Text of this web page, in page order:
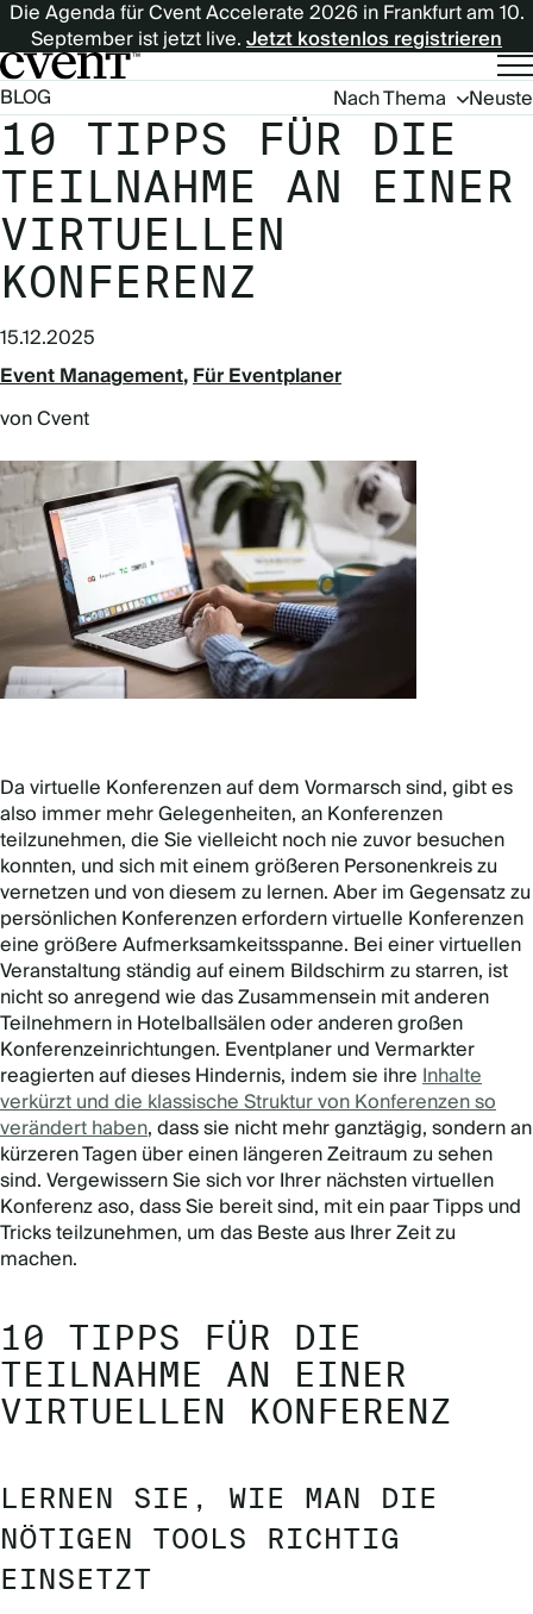
Die Agenda für Cvent Accelerate 2026 in Frankfurt am 10.
September ist jetzt live.Jetzt kostenlos registrieren
BLOG
Blog
Navigation
(German)
Nach Thema Neuste
10 TIPPS FÜR DIE
TEILNAHME AN EINER
VIRTUELLEN
KONFERENZ
15.12.2025
Event Management Für Eventplaner
von Cvent
Da virtuelle Konferenzen auf dem Vormarsch sind, gibt es
also immer mehr Gelegenheiten, an Konferenzen
teilzunehmen, die Sie vielleicht noch nie zuvor besuchen
konnten, und sich mit einem größeren Personenkreis zu
vernetzen und von diesem zu lernen. Aber im Gegensatz zu
persönlichen Konferenzen erfordern virtuelle Konferenzen
eine größere Aufmerksamkeitsspanne. Bei einer virtuellen
Veranstaltung ständig auf einem Bildschirm zu starren, ist
nicht so anregend wie das Zusammensein mit anderen
Teilnehmern in Hotelballsälen oder anderen großen
Konferenzeinrichtungen. Eventplaner und Vermarkter
reagierten auf dieses Hindernis, indem sie ihreInhalte
verkürzt und die klassische Struktur von Konferenzen so
verändert haben, dass sie nicht mehr ganztägig, sondern an
kürzeren Tagen über einen längeren Zeitraum zu sehen
sind. Vergewissern Sie sich vor Ihrer nächsten virtuellen
Konferenz aso, dass Sie bereit sind, mit ein paar Tipps und
Tricks teilzunehmen, um das Beste aus Ihrer Zeit zu
machen.
10 TIPPS FÜR DIE
TEILNAHME AN EINER
VIRTUELLEN KONFERENZ
LERNEN SIE, WIE MAN DIE
NÖTIGEN TOOLS RICHTIG
EINSETZT